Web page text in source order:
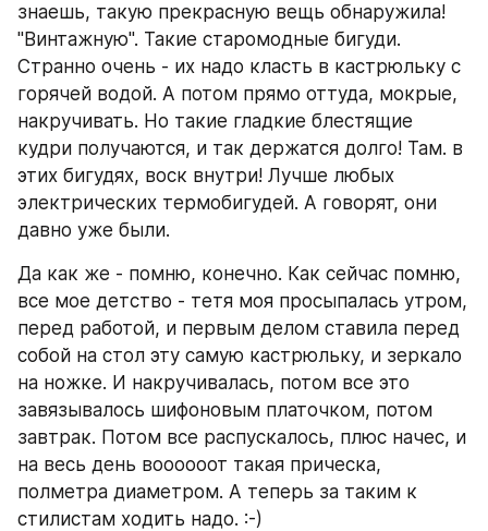
знаешь, такую прекрасную вещь обнаружила!
"Винтажную". Такие старомодные бигуди.
Странно очень - их надо класть в кастрюльку с
горячей водой. А потом прямо оттуда, мокрые,
накручивать. Но такие гладкие блестящие
кудри получаются, и так держатся долго! Там. в
этих бигудях, воск внутри! Лучше любых
электрических термобигудей. А говорят, они
давно уже были.
Да как же - помню, конечно. Как сейчас помню,
все мое детство - тетя моя просыпалась утром,
перед работой, и первым делом ставила перед
собой на стол эту самую кастрюльку, и зеркало
на ножке. И накручивалась, потом все это
завязывалось шифоновым платочком, потом
завтрак. Потом все распускалось, плюс начес, и
на весь день воооооот такая прическа,
полметра диаметром. А теперь за таким к
стилистам ходить надо. :-)